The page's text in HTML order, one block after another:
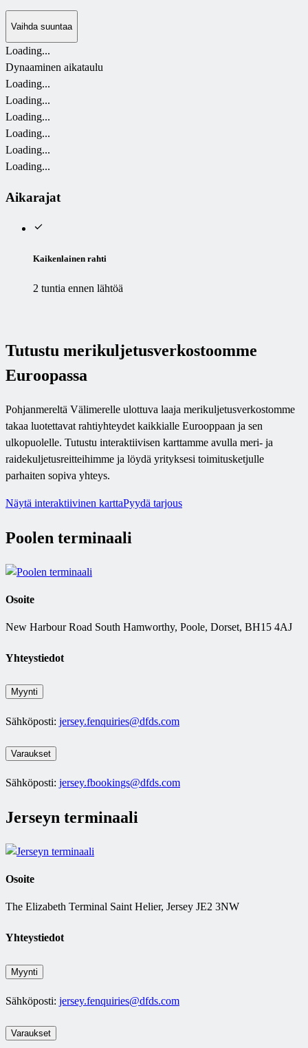
Vaihda suuntaa
Loading...
Dynaaminen aikataulu
Loading...
Loading...
Loading...
Loading...
Loading...
Loading...
Aikarajat
Kaikenlainen rahti
2 tuntia ennen lähtöä
Tutustu merikuljetusverkostoomme
Euroopassa
Pohjanmereltä Välimerelle ulottuva laaja merikuljetusverkostomme
takaa luotettavat rahtiyhteydet kaikkialle Eurooppaan ja sen
ulkopuolelle. Tutustu interaktiivisen karttamme avulla meri- ja
raidekuljetusreitteihimme ja löydä yrityksesi toimitusketjulle
parhaiten sopiva yhteys.
Näytä interaktiivinen karttaPyydä tarjous
Poolen terminaali
Osoite
New Harbour Road South Hamworthy, Poole, Dorset, BH15 4AJ
Yhteystiedot
Myynti
Sähköposti: jersey.fenquiries@dfds.com
Varaukset
Sähköposti: jersey.fbookings@dfds.com
Jerseyn terminaali
Osoite
The Elizabeth Terminal Saint Helier, Jersey JE2 3NW
Yhteystiedot
Myynti
Sähköposti: jersey.fenquiries@dfds.com
Varaukset